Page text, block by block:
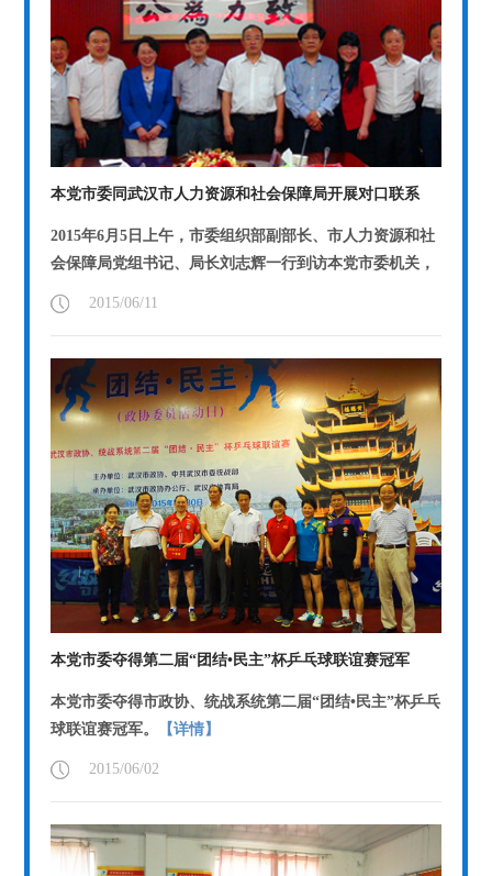
本党市委同武汉市人力资源和社会保障局开展对口联系
2015年6月5日上午，市委组织部副部长、市人力资源和社
会保障局党组书记、局长刘志辉一行到访本党市委机关，
2015/06/11
本党市委夺得第二届“团结•民主”杯乒乓球联谊赛冠军
本党市委夺得市政协、统战系统第二届“团结•民主”杯乒乓
球联谊赛冠军。
【详情】
2015/06/02